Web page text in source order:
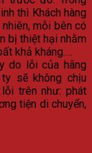
thì Khách hàng
mỗi bên có
bị thiệt hại nhằm
khả kháng.…
do lỗi của hãng
sẽ không chịu
trên như: phát
tiện di chuyển,